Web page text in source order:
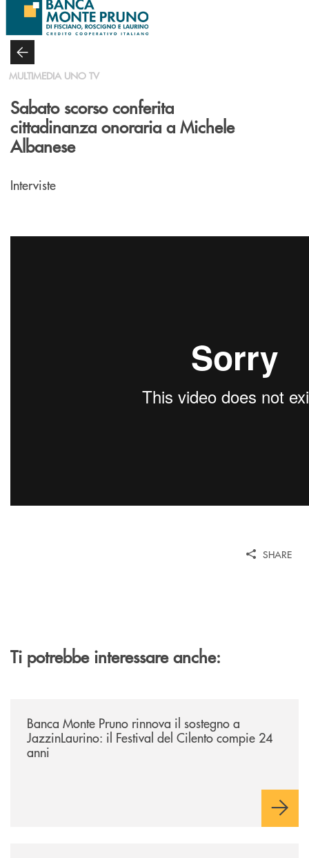
Salta al contenuto principale
MULTIMEDIA UNO TV
Sabato scorso conferita
cittadinanza onoraria a Michele
Albanese
Interviste
SHARE
Ti potrebbe interessare anche:
Banca Monte Pruno rinnova il sostegno a
JazzinLaurino: il Festival del Cilento compie 24
anni